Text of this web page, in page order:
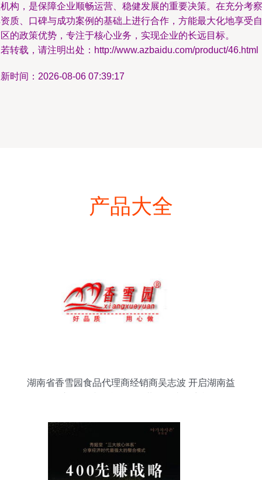
构，是保障企业顺畅运营、稳健发展的重要决策。在充分考察
质、口碑与成功案例的基础上进行合作，方能最大化地享受自
的政策优势，专注于核心业务，实现企业的长远目标。
转载，请注明出处：http://www.azbaidu.com/product/46.html
时间：2026-08-06 07:39:17
产品大全
湖南省香雪园食品代理商经销商吴志波 开启湖南益